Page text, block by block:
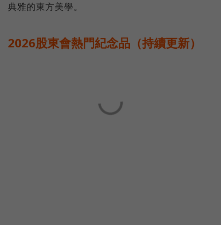
典雅的東方美學。
2026股東會熱門紀念品（持續更新）